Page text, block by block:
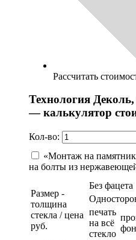
Рассчитать
Технология
— калькулятор
Кол-во:
«Монтаж на
на болты из
Размер -
толщина
стекла / цена
руб.
Без фацета
печать
на всё
стекло
фон